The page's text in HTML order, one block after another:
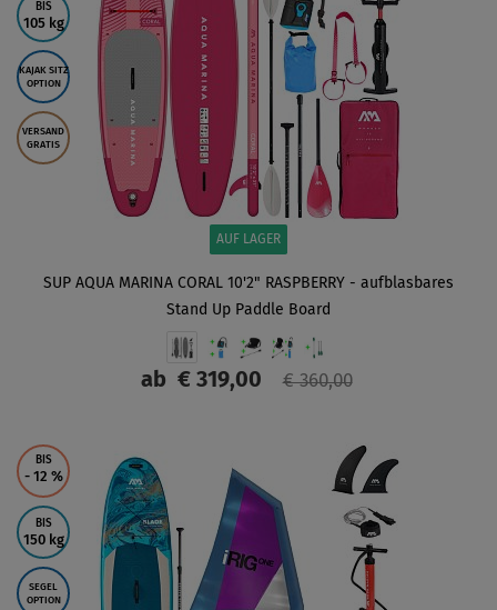
BIS
105 kg
KAJAK SITZ
OPTION
VERSAND
GRATIS
AUF LAGER
SUP AQUA MARINA CORAL 10'2" RASPBERRY - aufblasbares
Stand Up Paddle Board
ab€ 319,00 € 360,00
BIS
- 12 %
BIS
150 kg
SEGEL
OPTION